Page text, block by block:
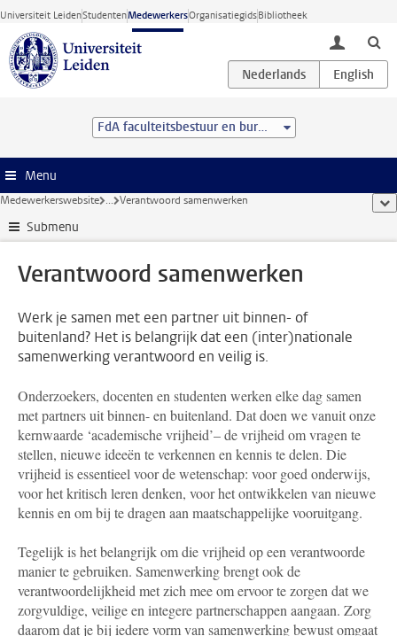
Ga direct naar de inhoud
Universiteit LeidenStudentenMedewerkersOrganisatiegidsBibliotheek
toggle
FdA faculteitsbestuur en bureau
Menu
Medewerkerswebsite ... Verantwoord samenwerken
Submenu
Verantwoord samenwerken
Werk je samen met een partner uit binnen- of
buitenland? Het is belangrijk dat een (inter)nationale
samenwerking verantwoord en veilig is.
Onderzoekers, docenten en studenten werken elke dag samen
met partners uit binnen- en buitenland. Dat doen we vanuit onze
kernwaarde ‘academische vrijheid’– de vrijheid om vragen te
stellen, nieuwe ideeën te verkennen en kennis te delen. Die
vrijheid is essentieel voor de wetenschap: voor goed onderwijs,
voor het kritisch leren denken, voor het ontwikkelen van nieuwe
kennis en om bij te dragen aan maatschappelijke vooruitgang.
Tegelijk is het belangrijk om die vrijheid op een verantwoorde
manier te gebruiken. Samenwerking brengt ook de
verantwoordelijkheid met zich mee om ervoor te zorgen dat we
zorgvuldige, veilige en integere partnerschappen aangaan. Zorg
daarom dat je bij iedere vorm van samenwerking bewust omgaat